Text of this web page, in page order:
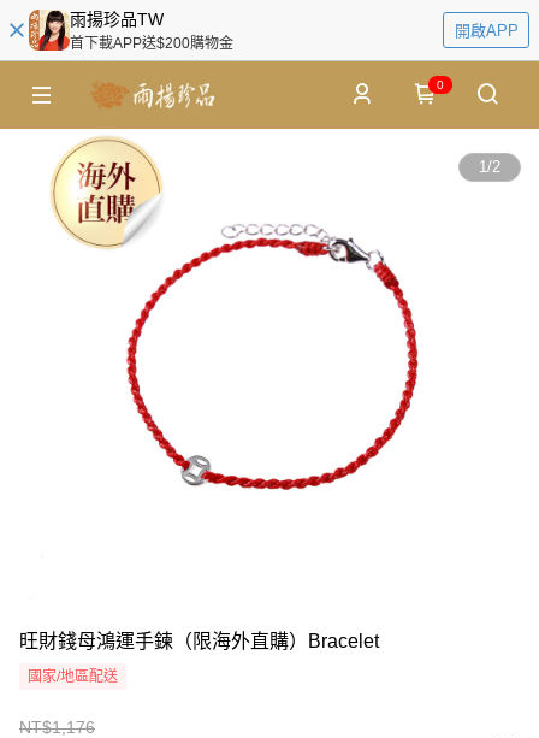
雨揚珍品TW
首下載APP送$200購物金
開啟APP
0
1/2
旺財錢母鴻運手鍊（限海外直購）Bracelet
國家/地區配送
NT$1,176